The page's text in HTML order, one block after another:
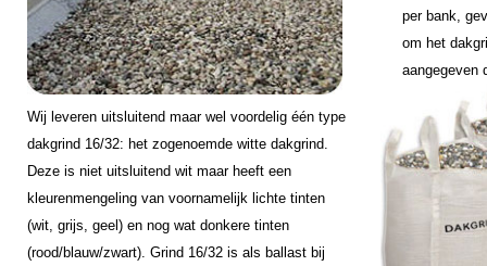
Wij leveren uitsluitend maar wel voordelig één type
dakgrind 16/32: het zogenoemde witte dakgrind.
Deze is niet uitsluitend wit maar heeft een
kleurenmengeling van voornamelijk lichte tinten
(wit, grijs, geel) en nog wat donkere tinten
(rood/blauw/zwart). Grind 16/32 is als ballast bij
per bank,
om het
aangegeven